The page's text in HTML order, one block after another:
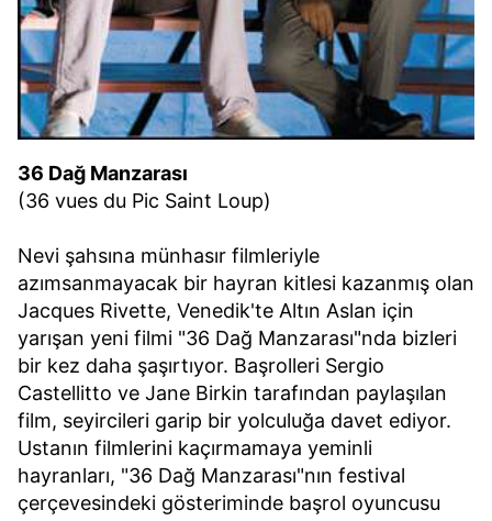
36 Dağ Manzarası
(36 vues du Pic Saint Loup)
Nevi şahsına münhasır filmleriyle
azımsanmayacak bir hayran kitlesi kazanmış olan
Jacques Rivette, Venedik'te Altın Aslan için
yarışan yeni filmi "36 Dağ Manzarası"nda bizleri
bir kez daha şaşırtıyor. Başrolleri Sergio
Castellitto ve Jane Birkin tarafından paylaşılan
film, seyircileri garip bir yolculuğa davet ediyor.
Ustanın filmlerini kaçırmamaya yeminli
hayranları, "36 Dağ Manzarası"nın festival
çerçevesindeki gösteriminde başrol oyuncusu